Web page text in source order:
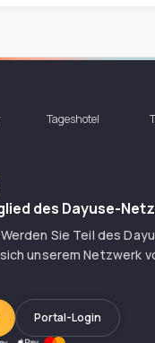
Tageshotel
des Dayuse-
Sie Teil des
unserem Netzwerk
Portal-Login